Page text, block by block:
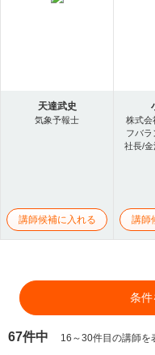
天達武史
気象予報士
講師候補に入れる
株式会
フバラ
社長/
講師
条件
67件中 16～30件目の講師を